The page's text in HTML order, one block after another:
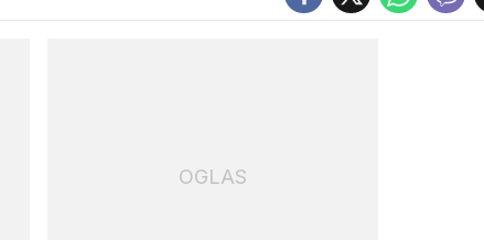
OGLAS